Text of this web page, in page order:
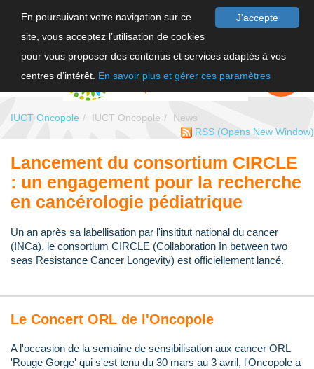
J'accepte
En poursuivant votre navigation sur ce
site, vous acceptez l’utilisation de cookies
pour vous proposer des contenus et services adaptés à vos
centres d’intérêt. En savoir plus et gérer ces paramètres
FAIRE UN
DON
IUCT Oncopole IUCT Oncopole
News
RSS (Opens New Window)
Lancement du consortium CIRCLE
: un engagement pour la recherche
en cancérologie pédiatrique
Un an après sa labellisation par l'insititut national du cancer
(INCa), le consortium CIRCLE (Collaboration In between two
seas Resistance Cancer Longevity) est officiellement lancé.
Le Concert ORL de l'Oncopole
A l'occasion de la semaine de sensibilisation aux cancer ORL
'Rouge Gorge' qui s'est tenu du 30 mars au 3 avril, l'Oncopole a